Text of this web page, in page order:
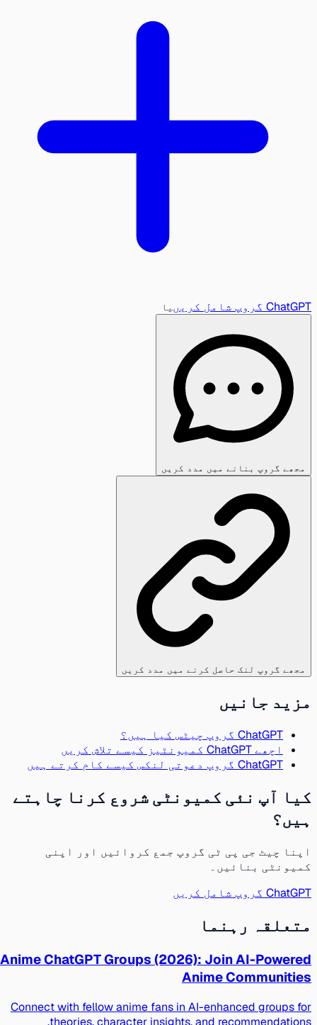
ChatGPT گروپ شامل کریں یا
مجھے گروپ بنانے میں مدد کریں
مجھے گروپ لنک حاصل کرنے میں مدد کریں
مزید جانیں
ChatGPT گروپ چیٹس کیا ہیں؟
اچھے ChatGPT کمیونٹیز کیسے تلاش کریں
ChatGPT گروپ دعوتی لنکس کیسے کام کرتے ہیں
کیا آپ نئی کمیونٹی شروع کرنا چاہتے
ہیں؟
اپنا چیٹ جی پی ٹی گروپ جمع کروائیں اور اپنی
کمیونٹی بنائیں۔
ChatGPT گروپ شامل کریں
متعلقہ رہنما
Anime ChatGPT Groups (2026): Join AI-Powered
Anime Communities
Connect with fellow anime fans in AI-enhanced groups for
theories, character insights, and recommendations.